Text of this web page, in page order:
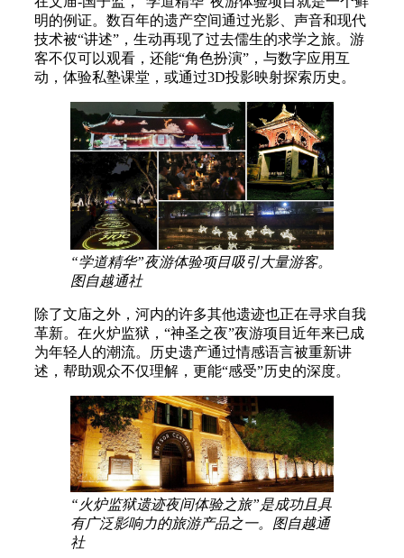
明的例证。数百年的遗产空间通过光影、声音和现代
技术被“讲述”，生动再现了过去儒生的求学之旅。游
客不仅可以观看，还能“角色扮演”，与数字应用互
动，体验私塾课堂，或通过3D投影映射探索历史。
“学道精华”夜游体验项目吸引大量游客。
图自越通社
除了文庙之外，河内的许多其他遗迹也正在寻求自我
革新。在火炉监狱，“神圣之夜”夜游项目近年来已成
为年轻人的潮流。历史遗产通过情感语言被重新讲
述，帮助观众不仅理解，更能“感受”历史的深度。
“火炉监狱遗迹夜间体验之旅”是成功且具
有广泛影响力的旅游产品之一。图自越通
社